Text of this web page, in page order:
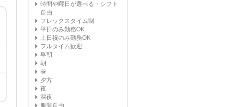
時間や曜日が選べる・シフト
自由
フレックスタイム制
平日のみ勤務OK
土日祝のみ勤務OK
フルタイム歓迎
早朝
朝
昼
夕方
夜
深夜
服装自由